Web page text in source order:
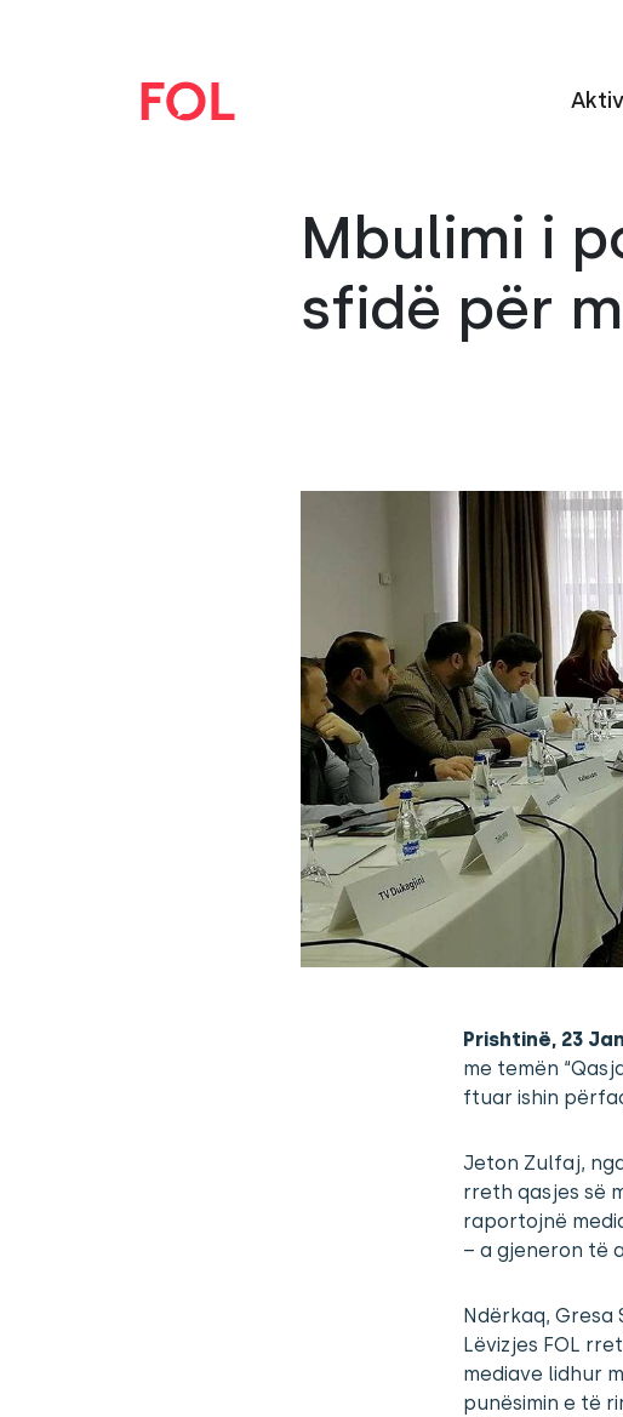
Mbulimi i
sfidë për
Prishtinë, 23
me temën
ftuar ishin
Jeton Zulfaj,
rreth qasjes së
raportojnë
– a gjeneron të
Ndërkaq,
Lëvizjes FOL
mediave lidhur
punësimin e të